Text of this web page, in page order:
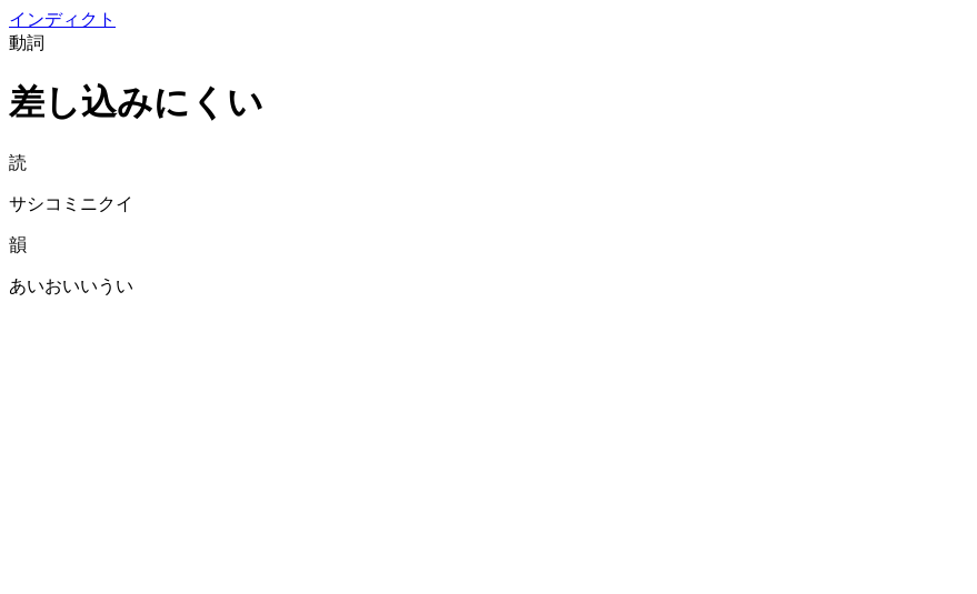
インディクト
動詞
差し込みにくい
読
サシコミニクイ
韻
あいおいいうい